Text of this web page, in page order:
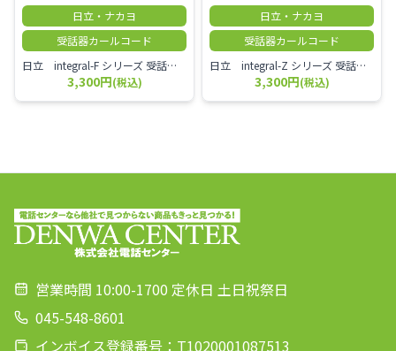
日立・ナカヨ
受話器カールコード
日立 integral-F シリーズ 受話器＋カールコード セット（白）／本商品は中古品となります。 写真では分かりにくいキズ・汚れなどの使用感があります。 経年変化で日焼けの色味が強くなる場合がございます。 予めご理解・ご了承頂きますようお願いいたします。
3,300円(税込)
日立・ナカヨ
受話器カールコード
日立 integral-Z シリーズ 受話器＋カールコード セット（白）／本商品は中古品となります。 写真では分かりにくいキズ・汚れなどの使用感があります。 経年変化で日焼けの色味が強くなる場合がございます。 予めご理解・ご了承頂きますようお願いいたします。
3,300円(税込)
営業時間 10:00-1700 定休日 土日祝祭日
045-548-8601
インボイス登録番号：T1020001087513